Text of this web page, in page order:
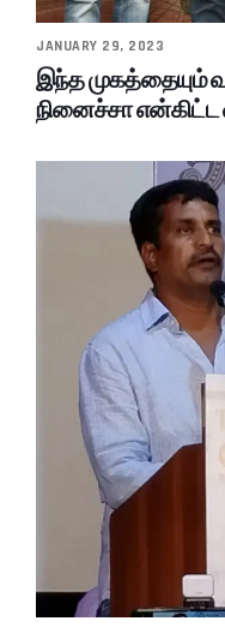
JANUARY 29, 2023
இந்த முகத்தையும்
நினைச்சா என்கிட்ட